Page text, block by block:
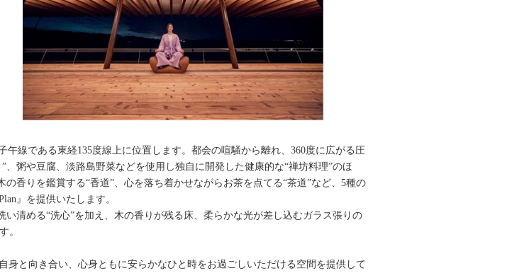
線である東経135度線上に位置します。都会の喧騒から離れ、360度に広がる圧
粥や豆腐、淡路島野菜などを使用し独自に開発した健康的な“禅坊料理”のほ
香りを鑑賞する“香道”、心を落ち着かせながらお茶を点てる“茶道”など、5種の
』を提供いたします。
い清める“洗心”を加え、木の香りが残る床、柔らかな光が差し込むガラス張りの
。
身と向き合い、心身ともに安らかなひと時をお過ごしいただける空間を提供して